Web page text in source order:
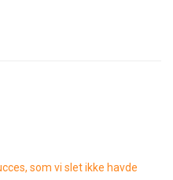
som vi slet ikke havde